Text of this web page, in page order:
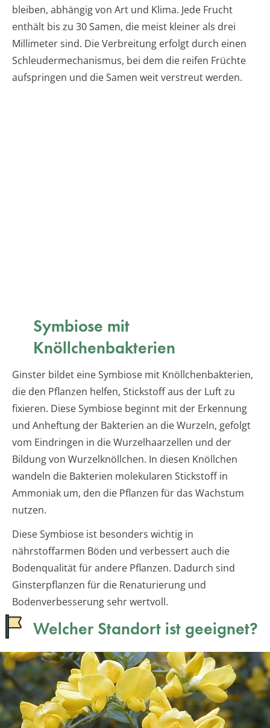
bleiben, abhängig von Art und Klima. Jede Frucht
enthält bis zu 30 Samen, die meist kleiner als drei
Millimeter sind. Die Verbreitung erfolgt durch einen
Schleudermechanismus, bei dem die reifen Früchte
aufspringen und die Samen weit verstreut werden.
Symbiose mit
Knöllchenbakterien
Ginster bildet eine Symbiose mit Knöllchenbakterien,
die den Pflanzen helfen, Stickstoff aus der Luft zu
fixieren. Diese Symbiose beginnt mit der Erkennung
und Anheftung der Bakterien an die Wurzeln, gefolgt
vom Eindringen in die Wurzelhaarzellen und der
Bildung von Wurzelknöllchen. In diesen Knöllchen
wandeln die Bakterien molekularen Stickstoff in
Ammoniak um, den die Pflanzen für das Wachstum
nutzen.
Diese Symbiose ist besonders wichtig in
nährstoffarmen Böden und verbessert auch die
Bodenqualität für andere Pflanzen. Dadurch sind
Ginsterpflanzen für die Renaturierung und
Bodenverbesserung sehr wertvoll.
Welcher Standort ist geeignet?